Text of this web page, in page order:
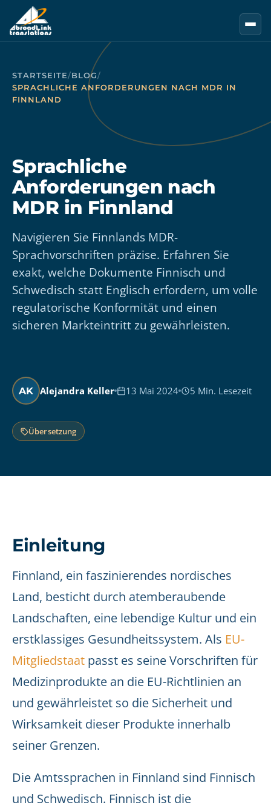
Zum Hauptinhalt springen
STARTSEITE/BLOG/
SPRACHLICHE ANFORDERUNGEN NACH MDR IN
FINNLAND
Sprachliche
Anforderungen nach
MDR in Finnland
Navigieren Sie Finnlands MDR-
Sprachvorschriften präzise. Erfahren Sie
exakt, welche Dokumente Finnisch und
Schwedisch statt Englisch erfordern, um volle
regulatorische Konformität und einen
sicheren Markteintritt zu gewährleisten.
AK Alejandra Keller 13 Mai 2024 5 Min. Lesezeit
Übersetzung
Einleitung
Finnland, ein faszinierendes nordisches
Land, besticht durch atemberaubende
Landschaften, eine lebendige Kultur und ein
erstklassiges Gesundheitssystem. Als EU-
Mitgliedstaat passt es seine Vorschriften für
Medizinprodukte an die EU-Richtlinien an
und gewährleistet so die Sicherheit und
Wirksamkeit dieser Produkte innerhalb
seiner Grenzen.
Die Amtssprachen in Finnland sind Finnisch
und Schwedisch. Finnisch ist die